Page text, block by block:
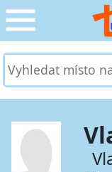
CESTOVÁNÍ
SLUŽBY &
PRO TURISTY